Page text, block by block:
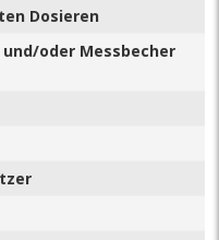
Dosieren
oder Messbecher